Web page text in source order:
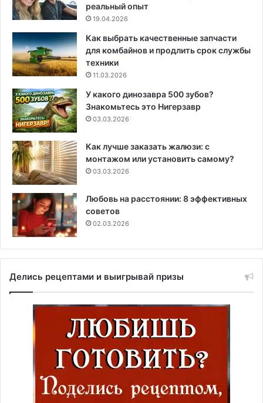
реальный опыт
19.04.2026
Как выбрать качественные запчасти
для комбайнов и продлить срок службы
техники
11.03.2026
У какого динозавра 500 зубов?
Знакомьтесь это Нигерзавр
03.03.2026
Как лучше заказать жалюзи: с
монтажом или установить самому?
03.03.2026
Любовь на расстоянии: 8 эффективных
советов
02.03.2026
Делись рецептами и выигрывай призы